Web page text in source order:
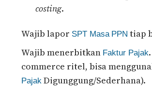
costing.
Wajib lapor SPT Masa PPN tiap
Wajib menerbitkan Faktur Pajak
commerce ritel, bisa
Pajak Digunggung/Sederhana).